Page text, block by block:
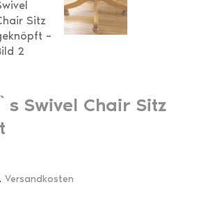
Swivel Chair Sitz
Versandkosten